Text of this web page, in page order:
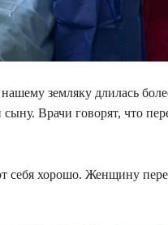
земляку длилась
Врачи говорят, что
себя хорошо. Женщину